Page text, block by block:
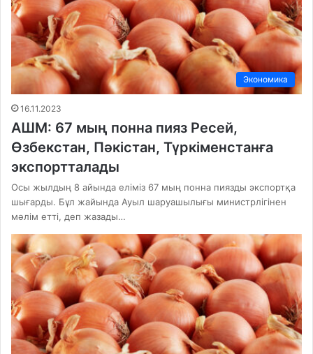
Экономика
16.11.2023
АШМ: 67 мың понна пияз Ресей,
Өзбекстан, Пәкістан, Түркіменстанға
экспортталады
Осы жылдың 8 айында еліміз 67 мың понна пиязды экспортқа
шығарды. Бұл жайында Ауыл шаруашылығы министрлігінен
мәлім етті, деп жазады…